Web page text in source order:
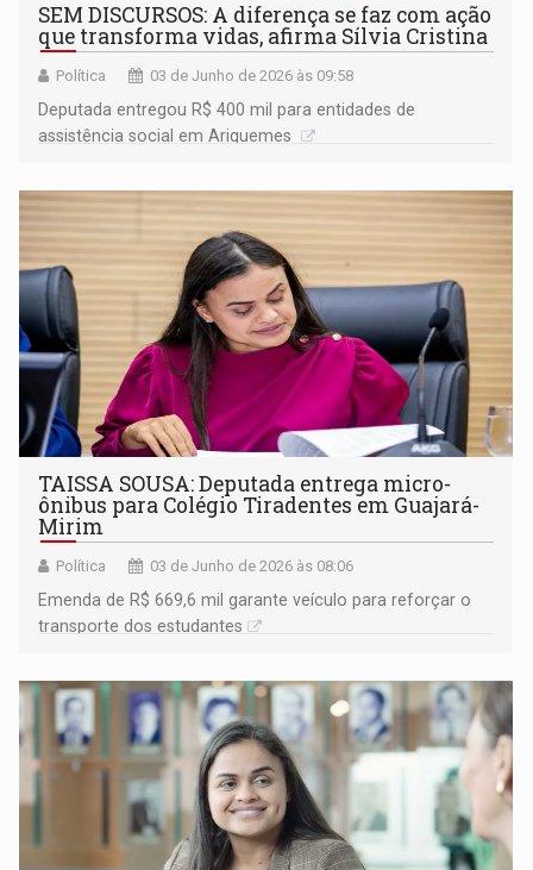
SEM DISCURSOS: A diferença se faz com ação
que transforma vidas, afirma Sílvia Cristina
Política 03 de Junho de 2026 às 09:58
Deputada entregou R$ 400 mil para entidades de
assistência social em Ariquemes
TAISSA SOUSA: Deputada entrega micro-
ônibus para Colégio Tiradentes em Guajará-
Mirim
Política 03 de Junho de 2026 às 08:06
Emenda de R$ 669,6 mil garante veículo para reforçar o
transporte dos estudantes